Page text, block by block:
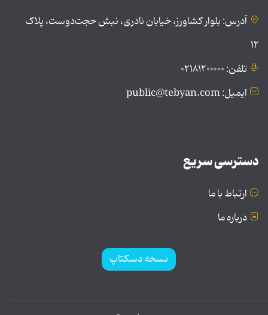
آدرس: بلوار کشاورز، خیابان نادری، نبش حجت‌دوست، پلاک
۱۲
تلفن: ۰۲۱۸۱۲۰۰۰۰۰
ایمیل: public@tebyan.com
دسترسی سریع
ارتباط با ما
درباره ما
نسخه دسکتاپ